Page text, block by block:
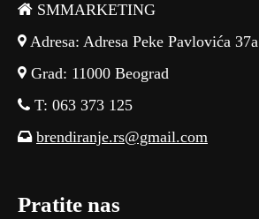
SMMARKETING
Adresa: Adresa Peke Pavlovića 37a
Grad: 11000 Beograd
T: 063 373 125
brendiranje.rs@gmail.com
Pratite nas